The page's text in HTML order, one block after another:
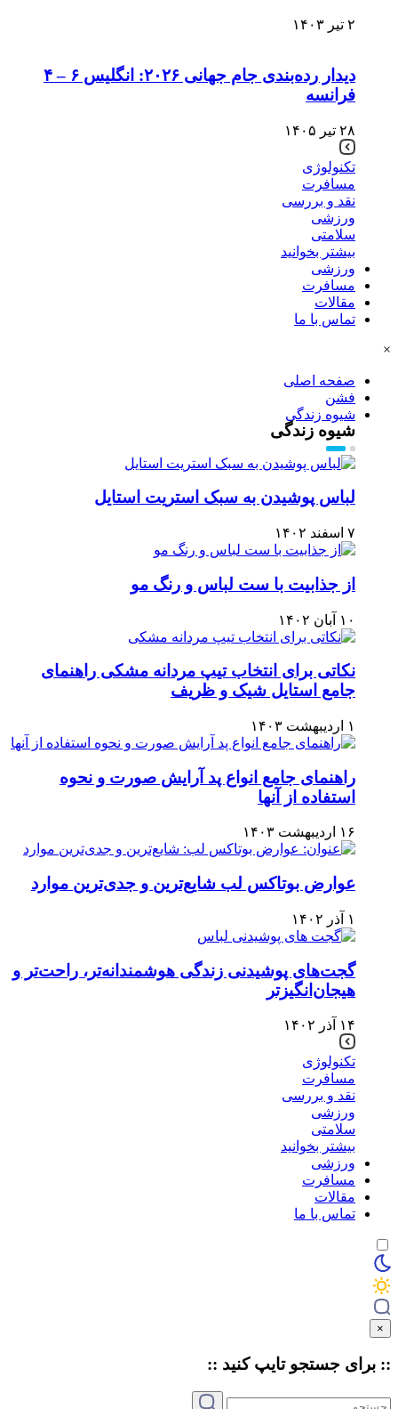
۲ تیر ۱۴۰۳
دیدار رده‌بندی جام جهانی ۲۰۲۶: انگلیس ۶ – ۴
فرانسه
۲۸ تیر ۱۴۰۵
تکنولوژی
مسافرت
نقد و بررسی
ورزشی
سلامتی
بیشتر بخوانید
ورزشی
مسافرت
مقالات
تماس با ما
×
صفحه اصلی
فشن
شیوه زندگی
شیوه زندگی
لباس پوشیدن به سبک استریت استایل
۷ اسفند ۱۴۰۲
از جذابیت با ست لباس و رنگ مو
۱۰ آبان ۱۴۰۲
نکاتی برای انتخاب تیپ مردانه مشکی راهنمای
جامع استایل شیک و ظریف
۱ اردیبهشت ۱۴۰۳
راهنمای جامع انواع پد آرایش صورت و نحوه
استفاده از آنها
۱۶ اردیبهشت ۱۴۰۳
عوارض بوتاکس لب شایع‌ترین و جدی‌ترین موارد
۱ آذر ۱۴۰۲
گجت‌های پوشیدنی زندگی هوشمندانه‌تر، راحت‌تر و
هیجان‌انگیزتر
۱۴ آذر ۱۴۰۲
تکنولوژی
مسافرت
نقد و بررسی
ورزشی
سلامتی
بیشتر بخوانید
ورزشی
مسافرت
مقالات
تماس با ما
×
:: برای جستجو تایپکنید ::